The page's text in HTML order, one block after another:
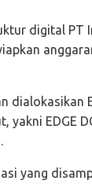
digital PT
yakni EDGE
yang